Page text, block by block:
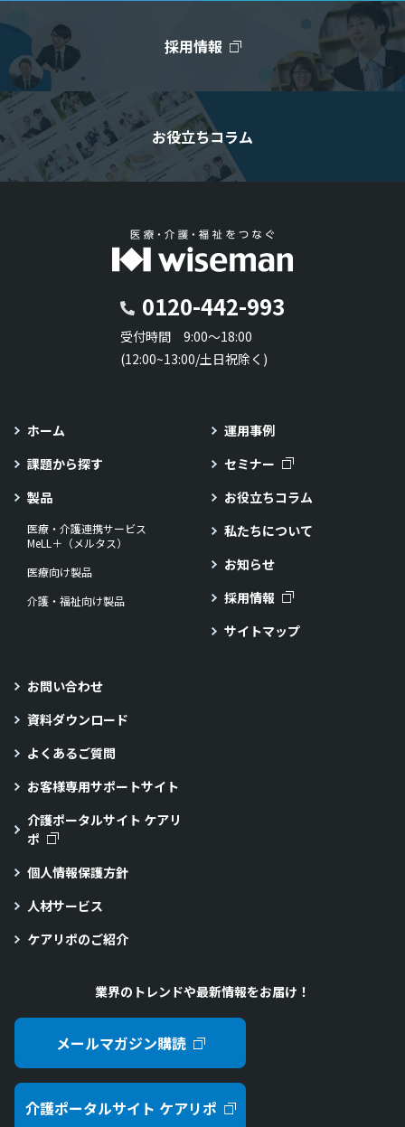
採用情報
お役立ちコラム
0120-442-993
受付時間 9:00～18:00
(12:00~13:00/土日祝除く)
ホーム
課題から探す
製品
医療・介護連携サービス
MeLL＋（メルタス）
医療向け製品
介護・福祉向け製品
運用事例
セミナー
お役立ちコラム
私たちについて
お知らせ
採用情報
サイトマップ
お問い合わせ
資料ダウンロード
よくあるご質問
お客様専用サポートサイト
介護ポータルサイト ケアリ
ポ
個人情報保護方針
人材サービス
ケアリポのご紹介
業界のトレンドや最新情報をお届け！
メールマガジン購読
介護ポータルサイト ケアリポ